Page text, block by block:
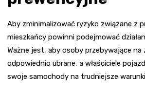
Aby zminimalizować ryzyko związane z
mieszkańcy powinni podejmować
Ważne jest, aby osoby przebywające na
odpowiednio ubrane, a właściciele
swoje samochody na trudniejsze